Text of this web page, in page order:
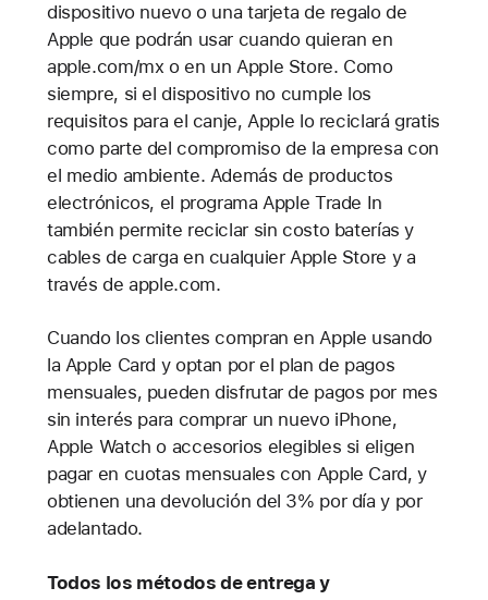
dispositivo nuevo o una tarjeta de regalo de
Apple que podrán usar cuando quieran en
apple.com/mx o en un Apple Store. Como
siempre, si el dispositivo no cumple los
requisitos para el canje, Apple lo reciclará gratis
como parte del compromiso de la empresa con
el medio ambiente. Además de productos
electrónicos, el programa Apple Trade In
también permite reciclar sin costo baterías y
cables de carga en cualquier Apple Store y a
través de apple.com.
Cuando los clientes compran en Apple usando
la Apple Card y optan por el plan de pagos
mensuales, pueden disfrutar de pagos por mes
sin interés para comprar un nuevo iPhone,
Apple Watch o accesorios elegibles si eligen
pagar en cuotas mensuales con Apple Card, y
obtienen una devolución del 3% por día y por
adelantado.
Todos los métodos de entrega y